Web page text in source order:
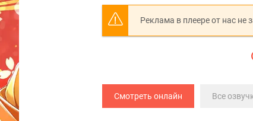
Реклама в плеере от нас не
Смотреть онлайн Все